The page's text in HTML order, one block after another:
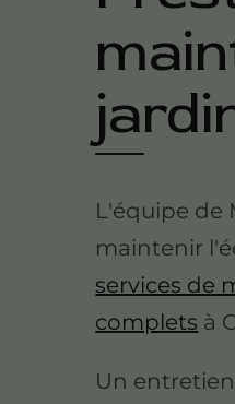
L'équipe de
maintenir
services de
complets à
Un